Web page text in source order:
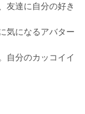
友達に自分の好き
気になるアバター
自分のカッコイイ